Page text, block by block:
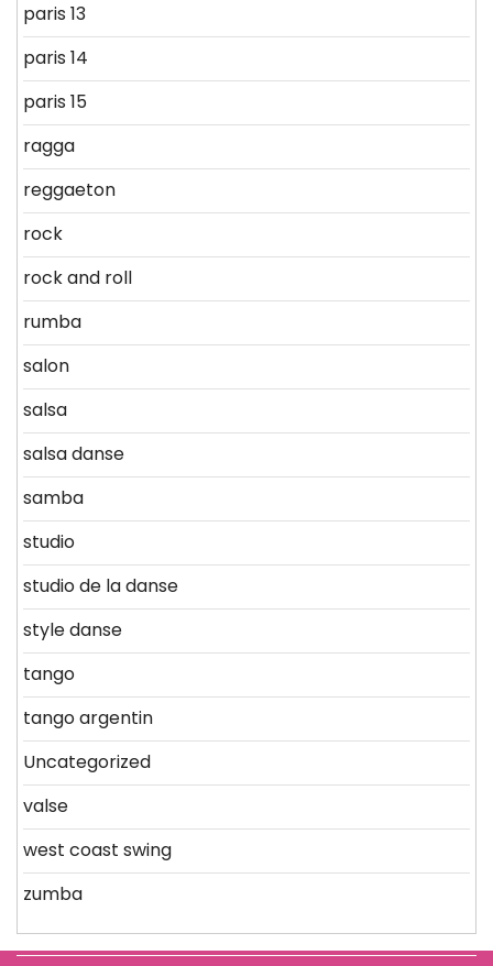
paris 13
paris 14
paris 15
ragga
reggaeton
rock
rock and roll
rumba
salon
salsa
salsa danse
samba
studio
studio de la danse
style danse
tango
tango argentin
Uncategorized
valse
west coast swing
zumba